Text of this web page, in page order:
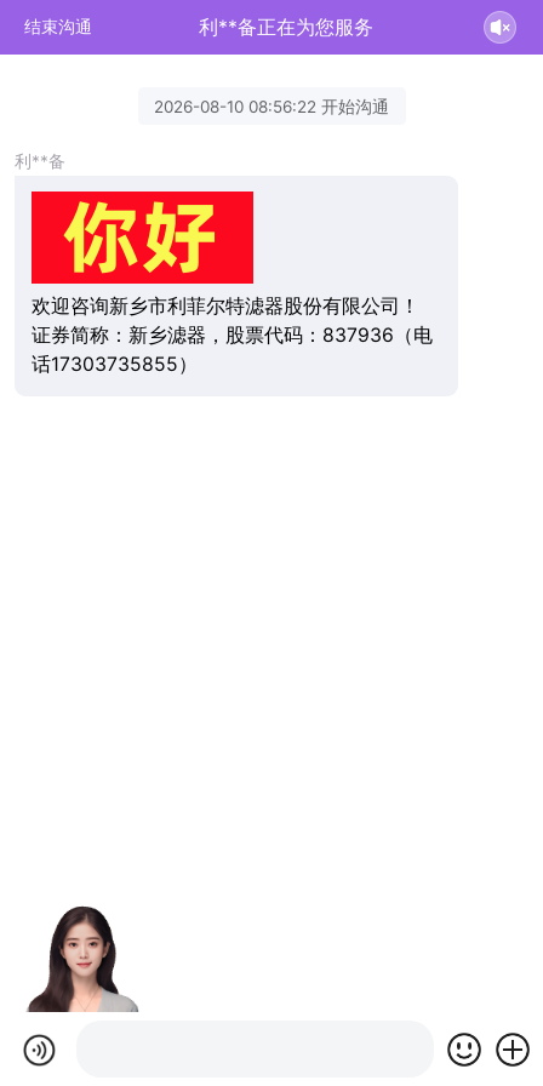
结束沟通 利**备正在为您服务
2026-08-10 08:56:22 开始沟通
利**备
欢迎咨询新乡市利菲尔特滤器股份有限公司！
证券简称：新乡滤器，股票代码：837936（电
话17303735855）